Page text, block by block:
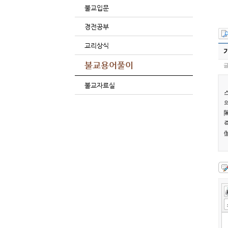
불교입문
경전공부
교리상식
불교용어풀이
불교자료실